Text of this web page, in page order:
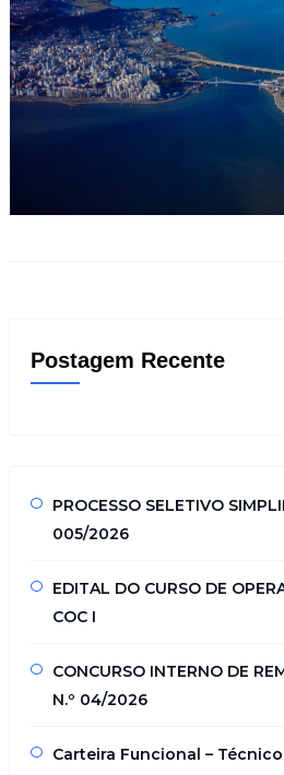
Postagem Recente
PROCESSO SELETIVO
005/2026
EDITAL DO CURSO DE
COC I
CONCURSO INTERNO DE
N.º 04/2026
Carteira Funcional – Técnico